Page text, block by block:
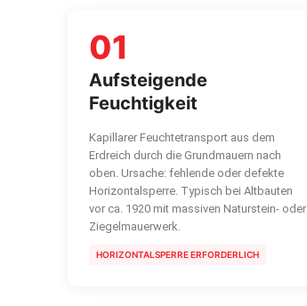
01
Aufsteigende
Feuchtigkeit
Kapillarer Feuchtetransport aus dem
Erdreich durch die Grundmauern nach
oben. Ursache: fehlende oder defekte
Horizontalsperre. Typisch bei Altbauten
vor ca. 1920 mit massiven Naturstein- oder
Ziegelmauerwerk.
HORIZONTALSPERRE ERFORDERLICH